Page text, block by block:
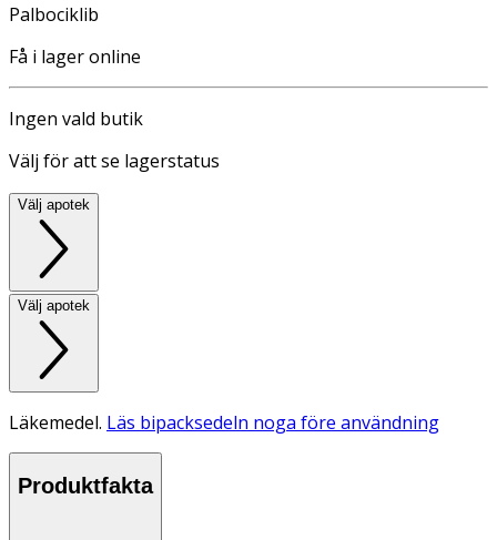
Palbociklib
Få i lager online
Ingen vald butik
Välj för att se lagerstatus
Välj apotek
Välj apotek
Läkemedel. Läs bipacksedeln noga före användning
Produktfakta